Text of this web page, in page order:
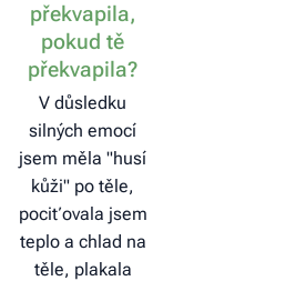
překvapila,
pokud tě
překvapila?
V důsledku
silných emocí
jsem měla "husí
kůži" po těle,
pociťovala jsem
teplo a chlad na
těle, plakala